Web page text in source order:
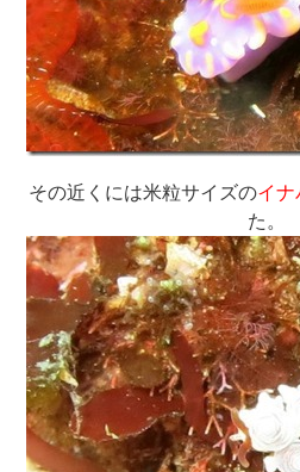
その近くには米粒サイズのイナ
た。